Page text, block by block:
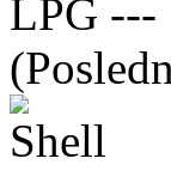
LPG ---